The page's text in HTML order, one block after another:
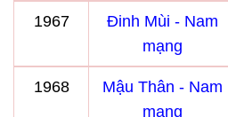
1967
Đinh Mùi - Nam
mạng
1968
Mậu Thân - Nam
mạng